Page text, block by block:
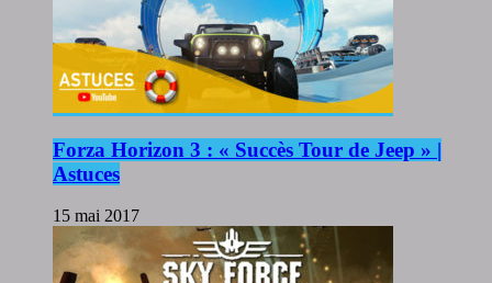
Forza Horizon 3 : « Succès Tour de Jeep » |
Astuces
15 mai 2017